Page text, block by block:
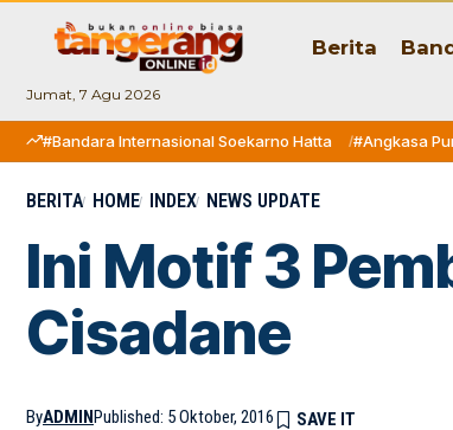
Jumat, 7 Agu 2026
Berita
#Bandara Internasional Soekarno Hatta #Angkasa
BERITA HOME INDEX NEWS UPDATE
Ini Motif 3
Cisadane
ByADMINPublished: 5 Oktober, 2016